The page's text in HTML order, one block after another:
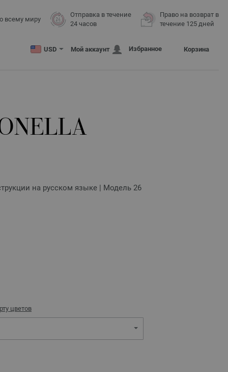
всему миру
Отправка в течение
24 часов
Право на возврат в
течение 125 дней
USD Мой аккаунт Избранное Корзина
на русском языке | Модель 26
цветов